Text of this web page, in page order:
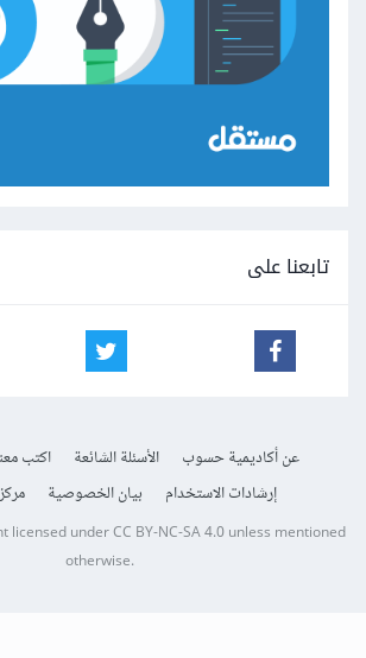
الألوان وكيف يكون نمط العرض.
أيضا ، إذا كان الموقع مخصصًا لمنتجات
يكون نمط العرض
لو الموقع تستطيع إنجازه كامل فقم
الخلفية أي البرمجة بلغات السيرفر لو
تابعنا على
عن أكاديمية حسوب الأسئلة الشائعة اكتب معنا
إرشادات الاستخدام
بيان الخصوصية
licensed underCC BY-NC-SA 4.0unless mentioned
otherwise.